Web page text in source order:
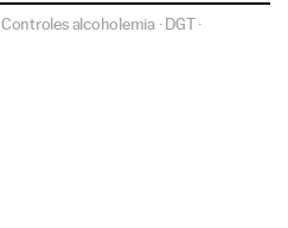
Controles alcoholemia·DGT·